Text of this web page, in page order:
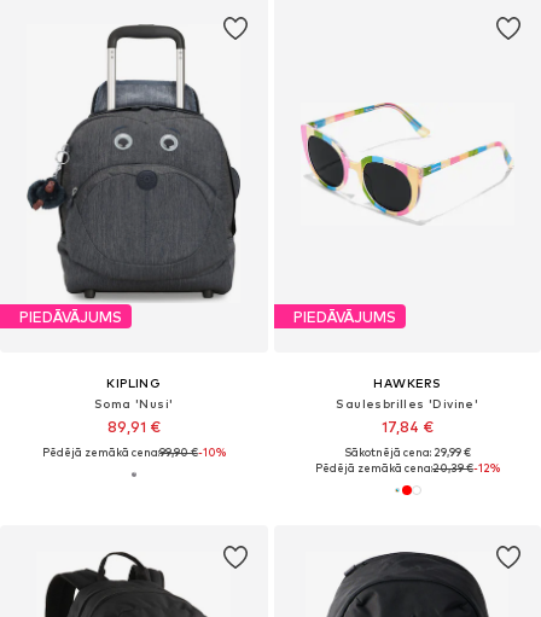
PIEDĀVĀJUMS
KIPLING
Soma 'Nusi'
89,91 €
Pēdējā zemākā cena:99,90 €-10%
PIEDĀVĀJUMS
HAWKERS
Saulesbrilles 'Divine'
17,84 €
Sākotnējā cena: 29,99 €
Pēdējā zemākā cena:20,39 €-12%